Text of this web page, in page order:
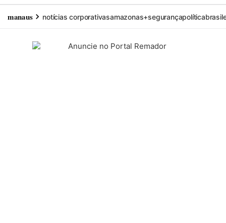
manaus notícias corporativasamazonas+segurançapolíticabrasil